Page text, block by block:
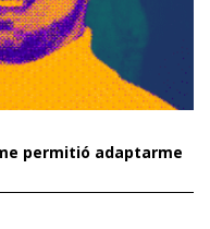
permitió adaptarme